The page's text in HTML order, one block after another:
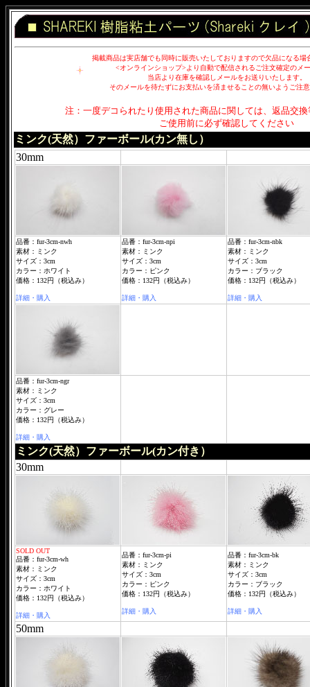
掲載商品は実店舗でも同時に販売いたしておりますので欠品になる場
<オンラインショップ>より自動で配信されるご注文確定のメ
当店より在庫を確認しメールをお送りいたします。
そのメールを待たずにお支払いを済ませることの無いようご注
注：一度デコられたり使用された商品に関しては、返品交
ご使用前に必ず確認してください
ミンク(天然）ファーボール(カン無し）
30mm
品番：fur-3cm-nwh
素材：ミンク
サイズ：3cm
カラー：ホワイト
価格：132円（税込み）
詳細・購入
品番：fur-3cm-npi
素材：ミンク
サイズ：3cm
カラー：ピンク
価格：132円（税込み）
詳細・購入
品番：fur-3cm-nbk
素材：ミンク
サイズ：3cm
カラー：ブラック
価格：132円（税込み）
詳細・購入
品番：fur-3cm-ngr
素材：ミンク
サイズ：3cm
カラー：グレー
価格：132円（税込み）
詳細・購入
ミンク(天然）ファーボール(カン付き）
30mm
SOLD OUT
品番：fur-3cm-wh
素材：ミンク
サイズ：3cm
カラー：ホワイト
価格：132円（税込み）
詳細・購入
品番：fur-3cm-pi
素材：ミンク
サイズ：3cm
カラー：ピンク
価格：132円（税込み）
詳細・購入
品番：fur-3cm-bk
素材：ミンク
サイズ：3cm
カラー：ブラック
価格：132円（税込み）
詳細・購入
50mm